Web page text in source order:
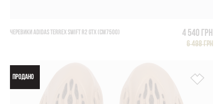
ЧЕРЕВИКИ ADIDAS TERREX SWIFT R2 GTX (CM7500) 4 540 грн
6 498 грн
ПРОДАНО